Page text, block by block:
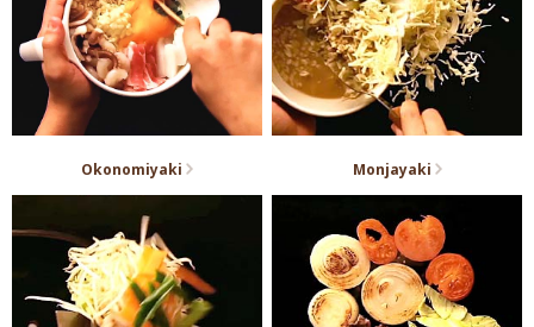
Okonomiyaki Monjayaki